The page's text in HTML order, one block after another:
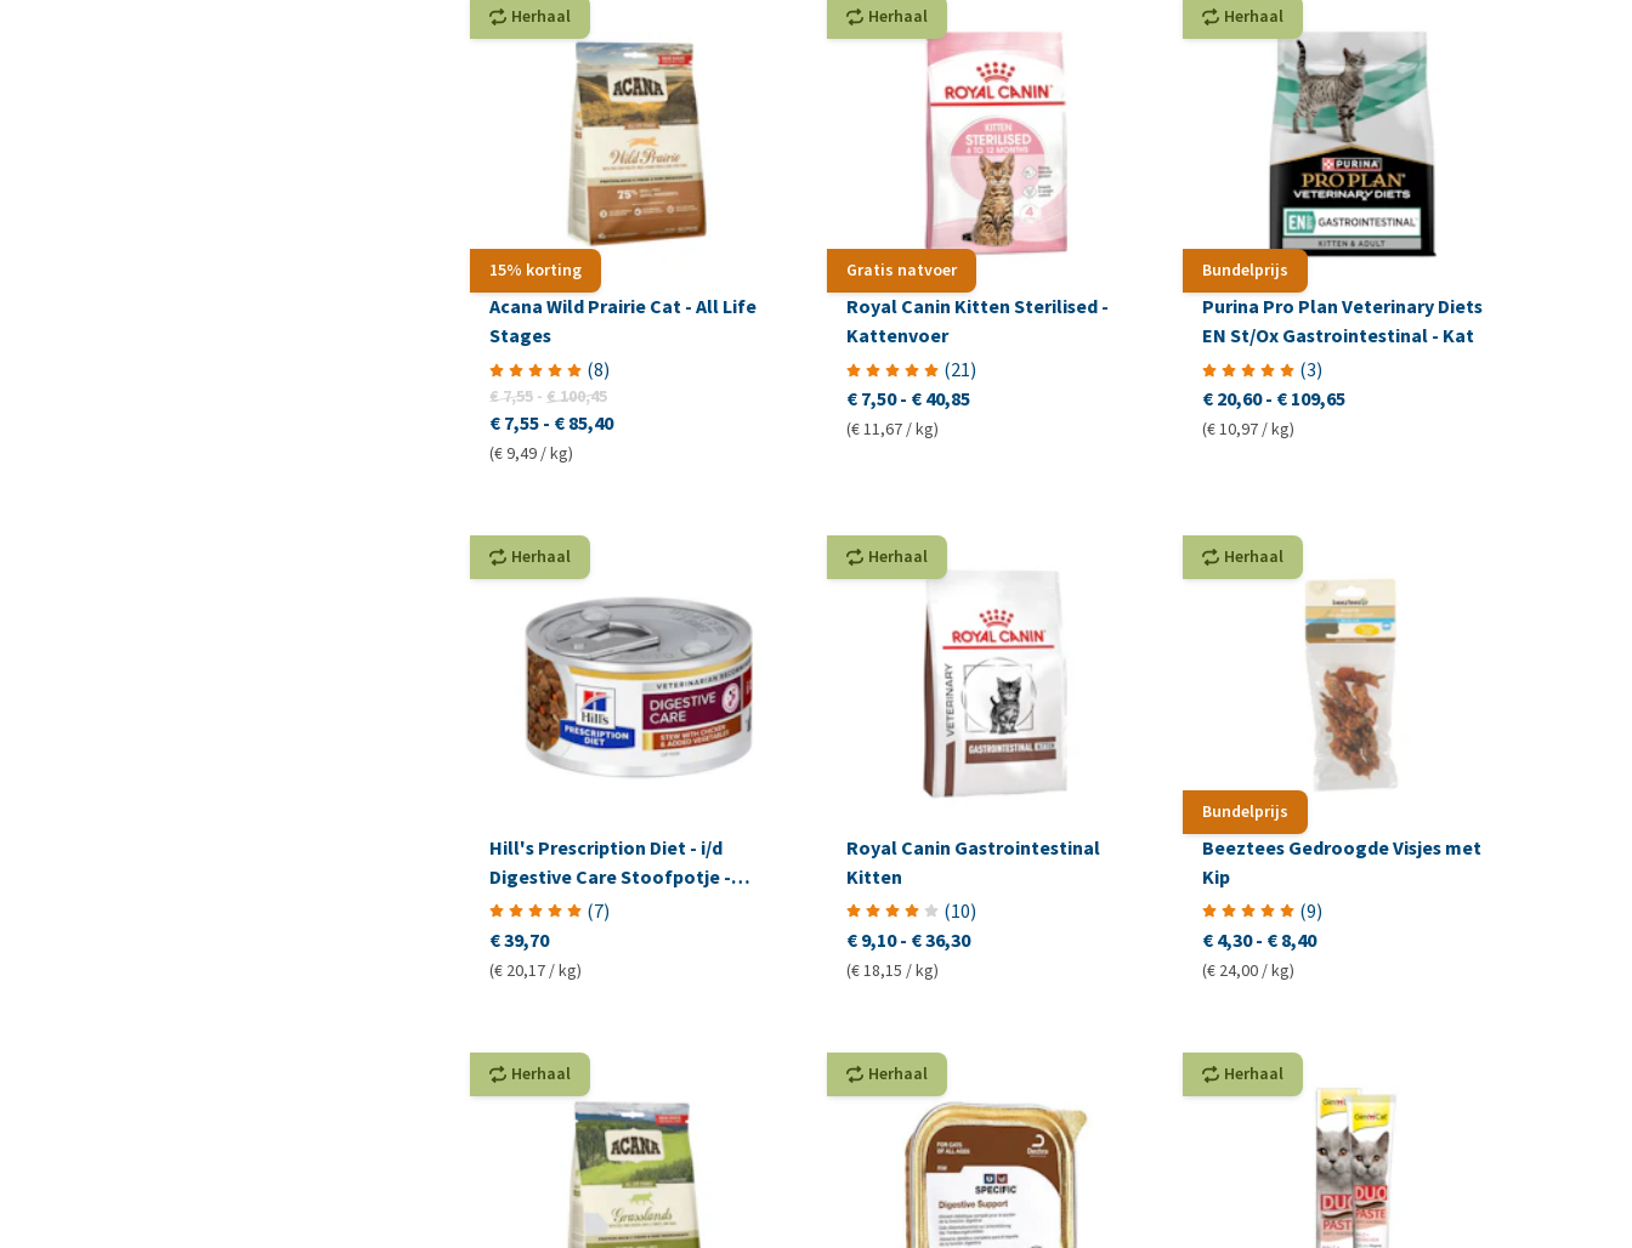
15% korting
Herhaal
Acana Wild Prairie Cat - All Life
Stages
(8)
€ 7,55 - € 100,45
€ 7,55- € 85,40
(€ 9,49 / kg)
Gratis natvoer
Herhaal
Royal Canin Kitten Sterilised -
Kattenvoer
(21)
€ 7,50 - € 40,85
(€ 11,67 / kg)
Bundelprijs
Herhaal
Purina Pro Plan Veterinary Diets
EN St/Ox Gastrointestinal - Kat
(3)
€ 20,60- € 109,65
(€ 10,97 / kg)
Herhaal
Hill's Prescription Diet - i/d
Digestive Care Stoofpotje -
Feline
(7)
€ 39,70
(€ 20,17 / kg)
Herhaal
Royal Canin Gastrointestinal
Kitten
(10)
€ 9,10 - € 36,30
(€ 18,15 / kg)
Bundelprijs
Herhaal
Beeztees Gedroogde Visjes met
Kip
(9)
€ 4,30- € 8,40
(€ 24,00 / kg)
Herhaal Herhaal Herhaal